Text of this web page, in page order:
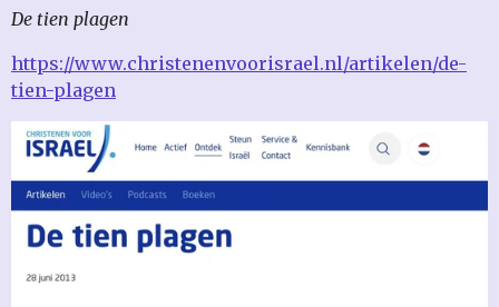
De tien plagen
https://www.christenenvoorisrael.nl/artikelen/de-
tien-plagen